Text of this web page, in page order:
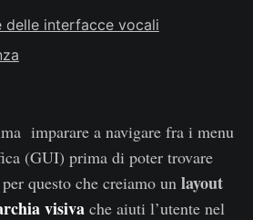
delle interfacce vocali
imparare a navigare fra i menu
(GUI) prima di poter trovare
questo che creiamo un layout
visiva che aiuti l’utente nel